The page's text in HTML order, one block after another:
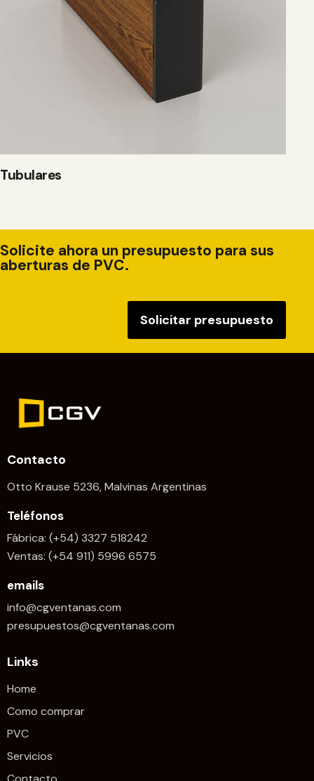
Tubulares
Solicite ahora un presupuesto para sus
aberturas de PVC.
Solicitar presupuesto
Contacto
Otto Krause 5236, Malvinas Argentinas
Teléfonos
Fábrica: (+54) 3327 518242
Ventas: (+54 911) 5996 6575
emails
info@cgventanas.com
presupuestos@cgventanas.com
Links
Home
Como comprar
PVC
Servicios